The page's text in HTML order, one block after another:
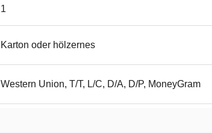
1
Karton oder hölzernes
Western Union, T/T, L/C, D/A, D/P, MoneyGram